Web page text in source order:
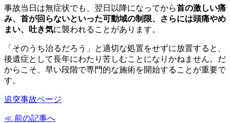
事故当日は無症状でも、翌日以降になってから首の激しい痛
み、首が回らないといった可動域の制限、さらには頭痛やめ
まい、吐き気に襲われることがあります。
「そのうち治るだろう」と適切な処置をせずに放置すると、
後遺症として長年にわたり苦しむことになりかねません。だ
からこそ、早い段階で専門的な施術を開始することが重要で
す。
追突事故ページ
≪ 前の記事へ